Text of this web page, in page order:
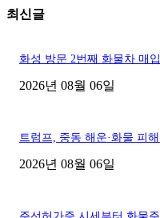
최신글
화성 방문 2번째 화물차 매
2026년 08월 06일
트럼프, 중동 해운·화물 피
2026년 08월 06일